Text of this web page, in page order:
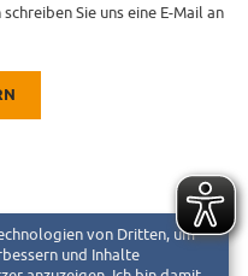
Sie uns eine E-Mail an
von Dritten, um
und Inhalte